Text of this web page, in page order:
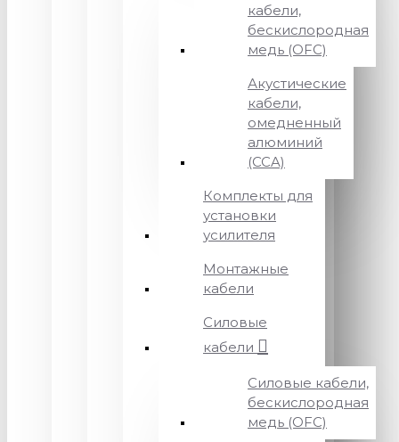
кабели,
бескислородная
медь (OFC)
Акустические
кабели,
омедненный
алюминий
(CCA)
Комплекты для
установки
усилителя
Монтажные
кабели
Силовые
кабели
Силовые кабели,
бескислородная
медь (OFC)